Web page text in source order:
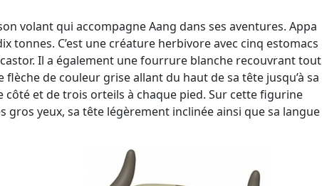
volant qui accompagne Aang dans ses aventures. Appa
tonnes. C’est une créature herbivore avec cinq estomacs
Il a également une fourrure blanche recouvrant tout
de couleur grise allant du haut de sa tête jusqu’à sa
et de trois orteils à chaque pied. Sur cette figurine
gros yeux, sa tête légèrement inclinée ainsi que sa langue